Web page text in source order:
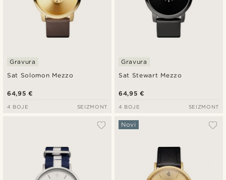
Sat Solomon Mezzo
Gravura
64,95 €
4 BOJE SEIZMONT
Sat Stewart Mezzo
Gravura
64,95 €
4 BOJE SEIZMONT
Novi